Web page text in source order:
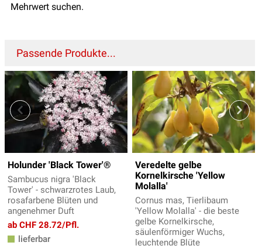
Mehrwert suchen.
Passende Produkte...
Holunder 'Black Tower'®
Sambucus nigra 'Black
Tower' - schwarzrotes Laub,
rosafarbene Blüten und
angenehmer Duft
ab CHF 28.72/Pfl.
lieferbar
Veredelte gelbe
Kornelkirsche 'Yellow
Molalla'
Cornus mas, Tierlibaum
'Yellow Molalla' - die beste
gelbe Kornelkirsche,
säulenförmiger Wuchs,
leuchtende Blüte